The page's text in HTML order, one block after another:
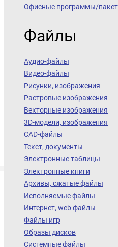
Офисные программы/
Файлы
Аудио-файлы
Видео-файлы
Рисунки, изображения
Растровые изображения
Векторные изображения
3D-модели, изображения
CAD-файлы
Текст, документы
Электронные таблицы
Электронные книги
Архивы, сжатые файлы
Исполняемые файлы
Интернет, web файлы
Файлы игр
Образы дисков
Системные файлы